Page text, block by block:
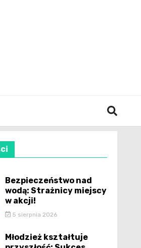
Bezpieczeństwo nad
wodą: Strażnicy miejscy
w akcji!
5 sierpnia 2026
Młodzież kształtuje